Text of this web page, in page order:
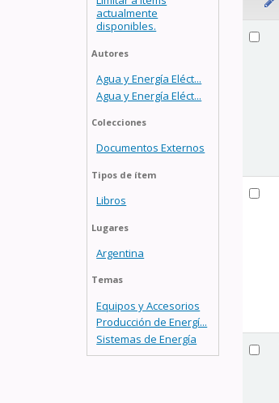
actualmente
disponibles.
Autores
Agua y Energía Eléct...
Agua y Energía Eléct...
Colecciones
Documentos Externos
Tipos de ítem
Libros
Lugares
Argentina
Temas
Equipos y Accesorios
Producción de Energí...
Sistemas de Energía